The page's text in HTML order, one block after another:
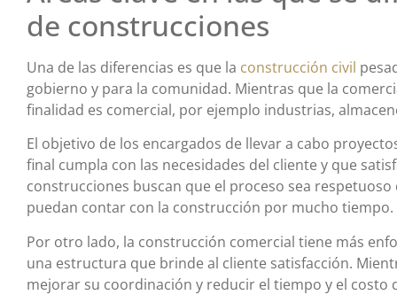
de construcciones
Una de las diferencias es que la construcción civil
gobierno y para la comunidad. Mientras que la
finalidad es comercial, por ejemplo industrias,
El objetivo de los encargados de llevar a cabo
final cumpla con las necesidades del cliente y que
construcciones buscan que el proceso sea
puedan contar con la construcción por mucho tiempo.
Por otro lado, la construcción comercial tiene más
una estructura que brinde al cliente satisfacción.
mejorar su coordinación y reducir el tiempo y el